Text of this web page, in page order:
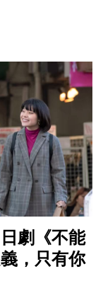
劇《不能
，只有你